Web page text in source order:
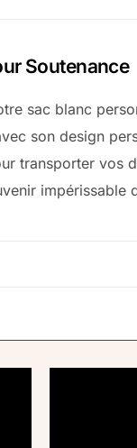
Soutenance
sac blanc
son design
transporter vos
impérissable